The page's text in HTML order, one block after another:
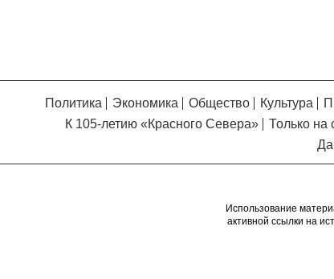
Политика Экономика Общество Культура
К 105-летию «Красного Севера»
Только на
Использование
активной ссылки на